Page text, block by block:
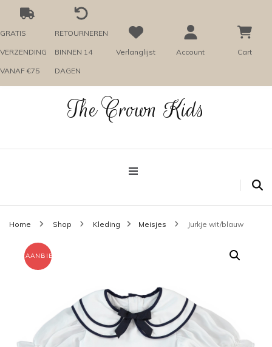
The Crown Kids
Home Shop Kleding Meisjes Jurkje wit/blauw
AANBIEDING!
GRATIS
VERZENDING
VANAF €75
RETOURNEREN
BINNEN 14
DAGEN
Verlanglijst Account Cart